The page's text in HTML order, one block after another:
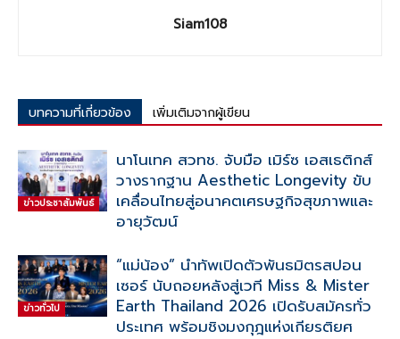
Siam108
บทความที่เกี่ยวข้อง เพิ่มเติมจากผู้เขียน
ข่าวประชาสัมพันธ์
นาโนเทค สวทช. จับมือ เมิร์ซ เอสเธติกส์
วางรากฐาน Aesthetic Longevity ขับ
เคลื่อนไทยสู่อนาคตเศรษฐกิจสุขภาพและ
อายุวัฒน์
ข่าวทั่วไป
“แม่น้อง” นำทัพเปิดตัวพันธมิตรสปอน
เซอร์ นับถอยหลังสู่เวที Miss & Mister
Earth Thailand 2026 เปิดรับสมัครทั่ว
ประเทศ พร้อมชิงมงกุฎแห่งเกียรติยศ